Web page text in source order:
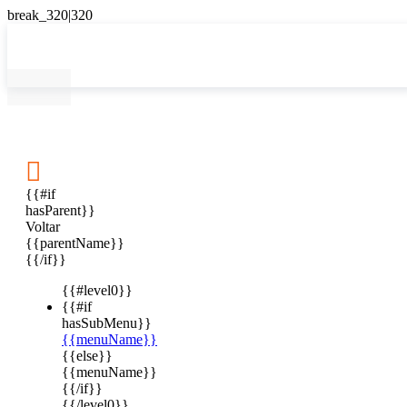

{{#if
hasParent}}
Voltar
{{parentName}}
{{/if}}
{{#level0}}
{{#if
hasSubMenu}}
{{menuName}}
{{else}}
{{menuName}}
{{/if}}